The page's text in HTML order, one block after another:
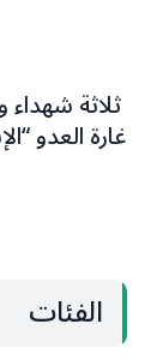
ثلاثة شهداء
غارة العدو
الفئات